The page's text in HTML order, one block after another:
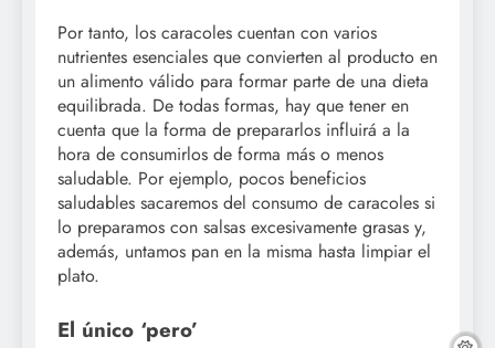
Por tanto, los caracoles cuentan con varios
nutrientes esenciales que convierten al producto en
un alimento válido para formar parte de una dieta
equilibrada. De todas formas, hay que tener en
cuenta que la forma de prepararlos influirá a la
hora de consumirlos de forma más o menos
saludable. Por ejemplo, pocos beneficios
saludables sacaremos del consumo de caracoles si
lo preparamos con salsas excesivamente grasas y,
además, untamos pan en la misma hasta limpiar el
plato.
El único ‘pero’